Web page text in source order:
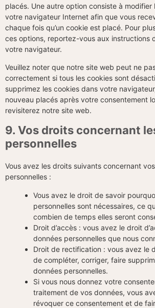
placés. Une autre option consiste à modifier
votre navigateur Internet afin que vous
chaque fois qu’un cookie est placé. Pour
ces options, reportez-vous aux instructions
votre navigateur.
Veuillez noter que notre site web peut ne
correctement si tous les cookies sont
supprimez les cookies dans votre
nouveau placés après votre consentement
revisiterez notre site web.
9. Vos droits concernant
personnelles
Vous avez les droits suivants concernant
personnelles :
Vous avez le droit de savoir
personnelles sont nécessaires, ce
combien de temps elles seront
Droit d’accès : vous avez le droit
données personnelles que nous
Droit de rectification : vous avez le
de compléter, corriger, faire
données personnelles.
Si vous nous donnez votre
traitement de vos données, vous
révoquer ce consentement et de